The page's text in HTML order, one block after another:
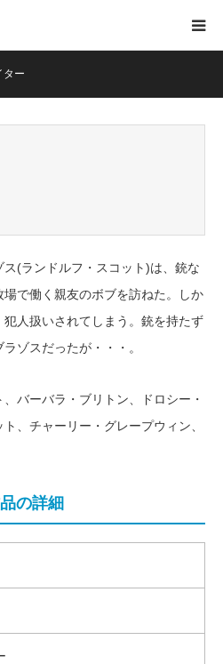
ター
(ランドルフ・スコット)は、銃な
で働く親友のボブを訪ねた。しか
人扱いされてしまう。銃を持たず
ゾスだったが・・・。
バーバラ・ブリトン、ドロシー・
、チャーリー・グレープウィン、
の詳細